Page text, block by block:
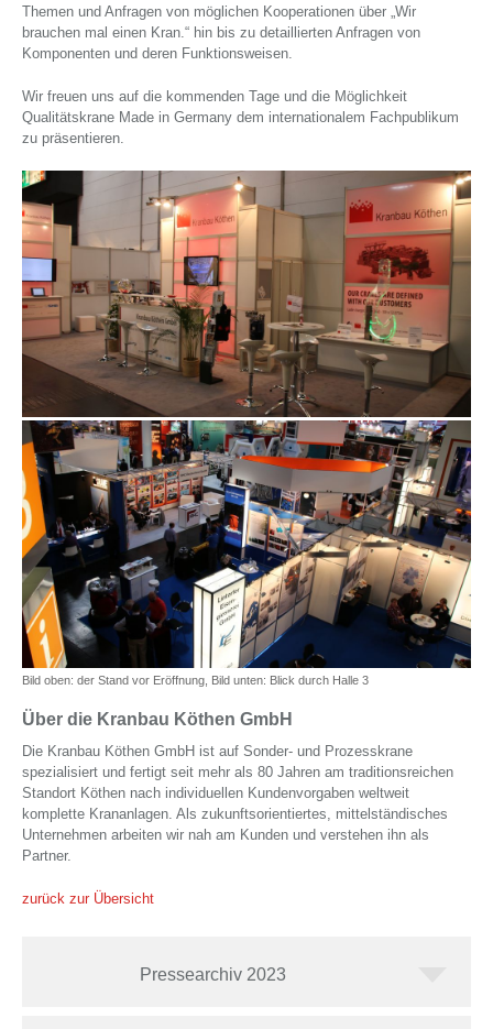
Themen und Anfragen von möglichen Kooperationen über „Wir
brauchen mal einen Kran.“ hin bis zu detaillierten Anfragen von
Komponenten und deren Funktionsweisen.
Wir freuen uns auf die kommenden Tage und die Möglichkeit
Qualitätskrane Made in Germany dem internationalem Fachpublikum
zu präsentieren.
Bild oben: der Stand vor Eröffnung, Bild unten: Blick durch Halle 3
Über die Kranbau Köthen GmbH
Die Kranbau Köthen GmbH ist auf Sonder- und Prozesskrane
spezialisiert und fertigt seit mehr als 80 Jahren am traditionsreichen
Standort Köthen nach individuellen Kundenvorgaben weltweit
komplette Krananlagen. Als zukunftsorientiertes, mittelständisches
Unternehmen arbeiten wir nah am Kunden und verstehen ihn als
Partner.
zurück zur Übersicht
Pressearchiv 2023